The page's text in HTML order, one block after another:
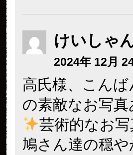
けいしゃ
2024年 12月
高氏様、こんば
の素敵なお写
芸術的なお
鳩さん達の穏